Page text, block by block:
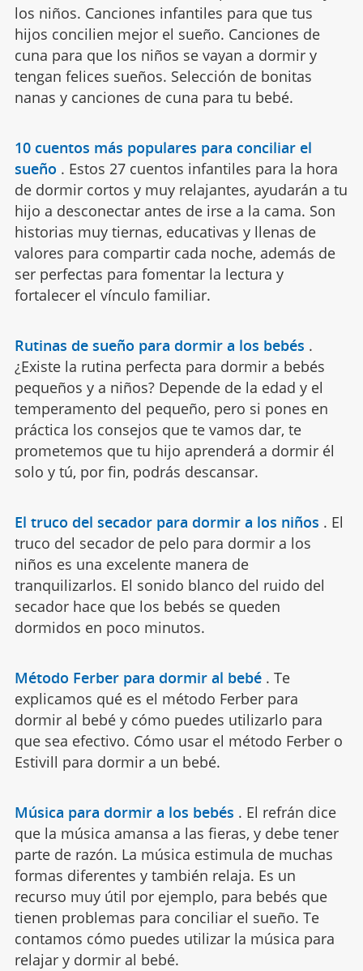
los niños. Canciones infantiles para que tus
hijos concilien mejor el sueño. Canciones de
cuna para que los niños se vayan a dormir y
tengan felices sueños. Selección de bonitas
nanas y canciones de cuna para tu bebé.
10 cuentos más populares para conciliar el
sueño . Estos 27 cuentos infantiles para la hora
de dormir cortos y muy relajantes, ayudarán a tu
hijo a desconectar antes de irse a la cama. Son
historias muy tiernas, educativas y llenas de
valores para compartir cada noche, además de
ser perfectas para fomentar la lectura y
fortalecer el vínculo familiar.
Rutinas de sueño para dormir a los bebés .
¿Existe la rutina perfecta para dormir a bebés
pequeños y a niños? Depende de la edad y el
temperamento del pequeño, pero si pones en
práctica los consejos que te vamos dar, te
prometemos que tu hijo aprenderá a dormir él
solo y tú, por fin, podrás descansar.
El truco del secador para dormir a los niños . El
truco del secador de pelo para dormir a los
niños es una excelente manera de
tranquilizarlos. El sonido blanco del ruido del
secador hace que los bebés se queden
dormidos en poco minutos.
Método Ferber para dormir al bebé . Te
explicamos qué es el método Ferber para
dormir al bebé y cómo puedes utilizarlo para
que sea efectivo. Cómo usar el método Ferber o
Estivill para dormir a un bebé.
Música para dormir a los bebés . El refrán dice
que la música amansa a las fieras, y debe tener
parte de razón. La música estimula de muchas
formas diferentes y también relaja. Es un
recurso muy útil por ejemplo, para bebés que
tienen problemas para conciliar el sueño. Te
contamos cómo puedes utilizar la música para
relajar y dormir al bebé.